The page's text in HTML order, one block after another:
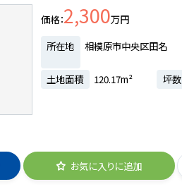
価格 2,300万円
所在地
相模原市中央区田名
土地面積
120.17m² 坪数
お気に入りに追加